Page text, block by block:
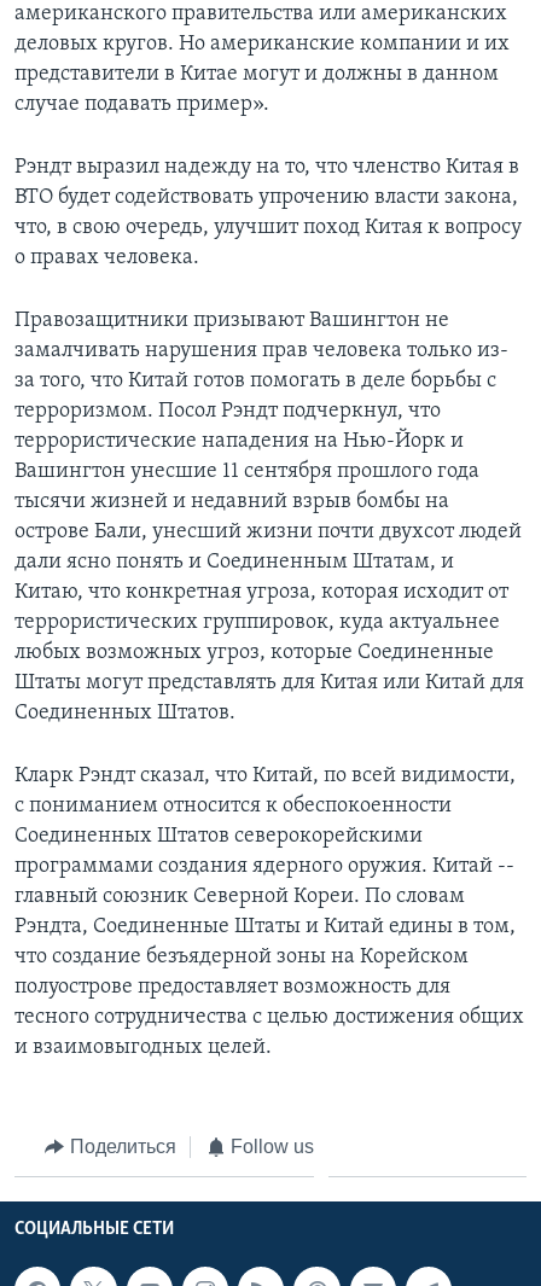
американского правительства или американских
деловых кругов. Но американские компании и их
представители в Китае могут и должны в данном
случае подавать пример».
Рэндт выразил надежду на то, что членство Китая в
ВТО будет содействовать упрочению власти закона,
что, в свою очередь, улучшит поход Китая к вопросу
о правах человека.
Правозащитники призывают Вашингтон не
замалчивать нарушения прав человека только из-
за того, что Китай готов помогать в деле борьбы с
терроризмом. Посол Рэндт подчеркнул, что
террористические нападения на Нью-Йорк и
Вашингтон унесшие 11 сентября прошлого года
тысячи жизней и недавний взрыв бомбы на
острове Бали, унесший жизни почти двухсот людей
дали ясно понять и Соединенным Штатам, и
Китаю, что конкретная угроза, которая исходит от
террористических группировок, куда актуальнее
любых возможных угроз, которые Соединенные
Штаты могут представлять для Китая или Китай для
Соединенных Штатов.
Кларк Рэндт сказал, что Китай, по всей видимости,
с пониманием относится к обеспокоенности
Соединенных Штатов северокорейскими
программами создания ядерного оружия. Китай --
главный союзник Северной Кореи. По словам
Рэндта, Соединенные Штаты и Китай едины в том,
что создание безъядерной зоны на Корейском
полуострове предоставляет возможность для
тесного сотрудничества с целью достижения общих
и взаимовыгодных целей.
Поделиться Follow us
СОЦИАЛЬНЫЕ СЕТИ